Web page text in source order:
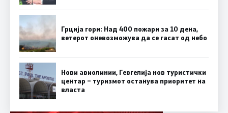
Грција гори: Над 400 пожари за 10 дена,
ветерот оневозможува да се гасат од небо
Нови авиолинии, Гевгелија нов туристички
центар – туризмот останува приоритет на
власта